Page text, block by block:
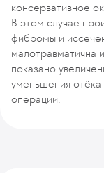
консервативное
В этом случае
фибромы и
малотравматична
показано
уменьшения
операции.